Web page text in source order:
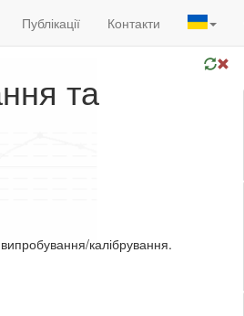
Публікації Контакти
та
калібрування.